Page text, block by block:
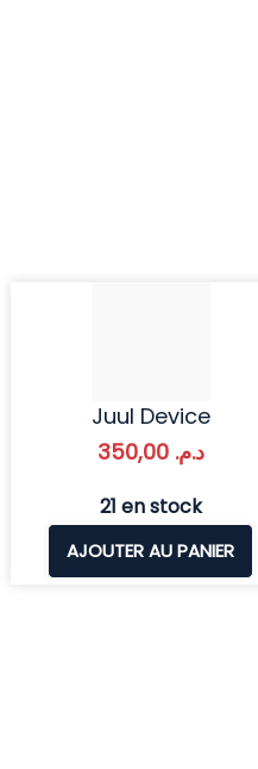
Juul Device
د.م. 350,00
21 en stock
AJOUTER AU PANIER